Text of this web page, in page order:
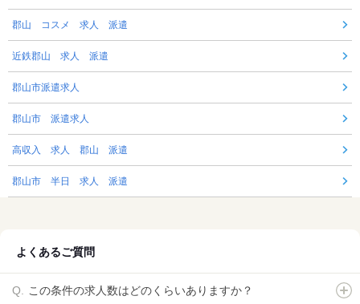
郡山 コスメ 求人 派遣
近鉄郡山 求人 派遣
郡山市派遣求人
郡山市 派遣求人
高収入 求人 郡山 派遣
郡山市 半日 求人 派遣
よくあるご質問
この条件の求人数はどのくらいありますか？